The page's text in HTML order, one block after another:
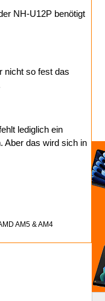
NH-U12P benötigt
nicht so fest das
lediglich ein
Aber das wird sich in
AM5 & AM4